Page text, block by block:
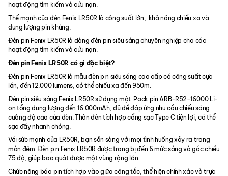
hoạt động tìm kiếm và cứu nạn.
Thế mạnh của đèn Fenix LR50R là công suất lớn, khả năng chiếu xa và
dung lượng pin khủng.
Đèn pin Fenix LR50R là dòng đèn pin siêu sáng chuyên nghiệp cho các
hoạt động tìm kiếm và cứu nạn.
Đèn pin Fenix LR50R có gì đặc biệt?
Đèn pin Fenix LR50R là mẫu đèn pin siêu sáng cao cấp có công suất cực
lớn, đến 12.000 lumens, có thể chiếu xa đến 950m.
Đèn pin siêu sáng Fenix LR50R sử dụng một Pack pin ARB-R52-16000 Li-
on tổng dung lượng đến 16.000mAh, đủ để đáp ứng nhu cầu chiếu sáng
cường độ cao của đèn. Thân đèn tích hợp cổng sạc Type C tiện lợi, có thể
sạc đầy nhanh chóng.
Với sức mạnh của LR50R, bạn sẵn sàng với mọi tình huống xảy ra trong
màn đêm. Đèn pin Fenix LR50R được trang bị đến 6 mức sáng và góc chiếu
75 độ, giúp bao quát được một vùng rộng lớn.
Chức năng báo pin tích hợp vào giữa công tắc, thể hiện chính xác và trực